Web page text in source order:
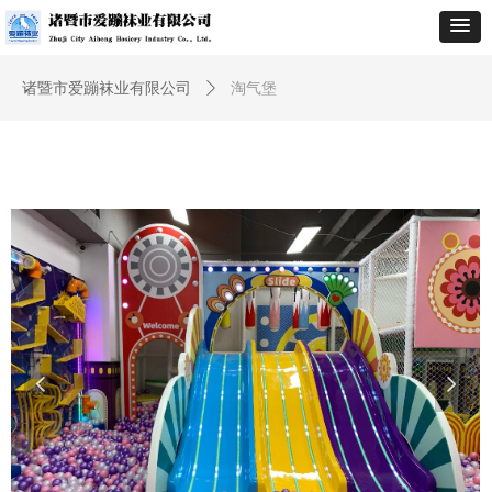
诸暨市爱蹦袜业有限公司 ꄲ 淘气堡
넳 넲